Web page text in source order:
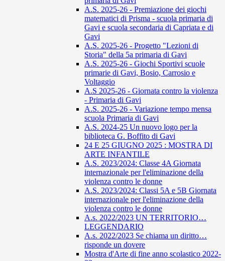
A.S. 2025-26 - Premiazione dei giochi
matematici di Prisma - scuola primaria di
Gavi e scuola secondaria di Capriata e di
Gavi
A.S. 2025-26 - Progetto "Lezioni di
Storia" della 5a primaria di Gavi
A.S. 2025-26 - Giochi Sportivi scuole
primarie di Gavi, Bosio, Carrosio e
Voltaggio
A.S 2025-26 - Giornata contro la violenza
- Primaria di Gavi
A.S. 2025-26 - Variazione tempo mensa
scuola Primaria di Gavi
A.S. 2024-25 Un nuovo logo per la
biblioteca G. Boffito di Gavi
24 E 25 GIUGNO 2025 : MOSTRA DI
ARTE INFANTILE
A.S. 2023/2024: Classe 4A Giornata
internazionale per l'eliminazione della
violenza contro le donne
A.S. 2023/2024: Classi 5A e 5B Giornata
internazionale per l'eliminazione della
violenza contro le donne
A.s. 2022/2023 UN TERRITORIO…
LEGGENDARIO
A.s. 2022/2023 Se chiama un diritto…
risponde un dovere
Mostra d'Arte di fine anno scolastico 2022-